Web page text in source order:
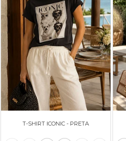
T-SHIRT ICONIC - PRETA